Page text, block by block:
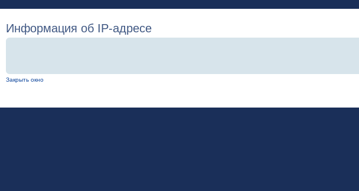
Информация об IP-адресе
Закрыть окно